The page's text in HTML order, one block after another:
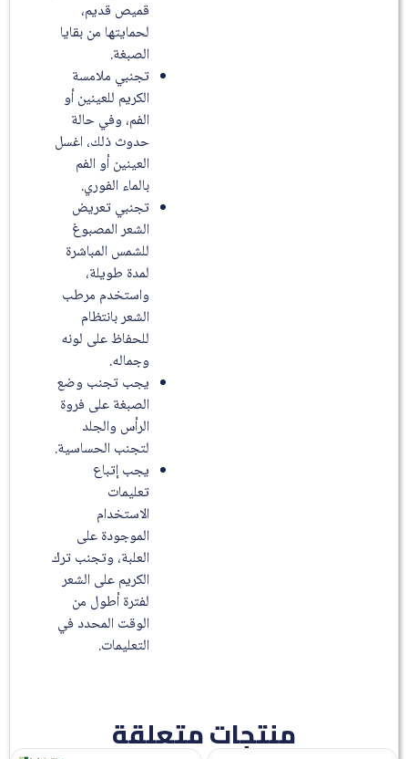
قميص قديم،
لحمايتها من بقايا
الصبغة.
تجنبي ملامسة
الكريم للعينين أو
الفم، وفي حالة
حدوث ذلك، اغسل
العينين أو الفم
بالماء الفوري.
تجنبي تعريض
الشعر المصبوغ
للشمس المباشرة
لمدة طويلة،
واستخدم مرطب
الشعر بانتظام
للحفاظ على لونه
وجماله.
يجب تجنب وضع
الصبغة على فروة
الرأس والجلد
لتجنب الحساسية.
يجب إتباع
تعليمات
الاستخدام
الموجودة على
العلبة، وتجنب ترك
الكريم على الشعر
لفترة أطول من
الوقت المحدد في
التعليمات.
منتجات متعلقة